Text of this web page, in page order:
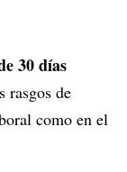
30 días
rasgos de
como en el